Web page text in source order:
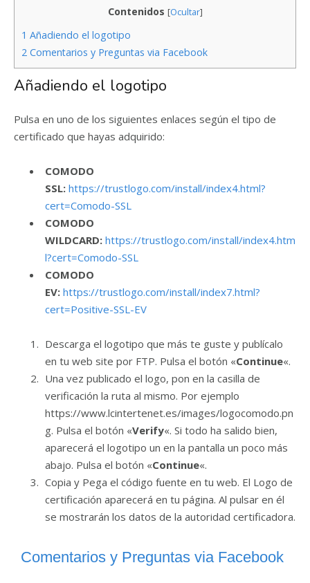
Contenidos [Ocultar]
1 Añadiendo el logotipo
2 Comentarios y Preguntas via Facebook
Añadiendo el logotipo
Pulsa en uno de los siguientes enlaces según el tipo de
certificado que hayas adquirido:
COMODO
SSL: https://trustlogo.com/install/index4.html?
cert=Comodo-SSL
COMODO
WILDCARD: https://trustlogo.com/install/index4.htm
l?cert=Comodo-SSL
COMODO
EV: https://trustlogo.com/install/index7.html?
cert=Positive-SSL-EV
Descarga el logotipo que más te guste y publícalo
en tu web site por FTP. Pulsa el botón «Continue«.
Una vez publicado el logo, pon en la casilla de
verificación la ruta al mismo. Por ejemplo
https://www.lcintertenet.es/images/logocomodo.pn
g. Pulsa el botón «Verify«. Si todo ha salido bien,
aparecerá el logotipo un en la pantalla un poco más
abajo. Pulsa el botón «Continue«.
Copia y Pega el código fuente en tu web. El Logo de
certificación aparecerá en tu página. Al pulsar en él
se mostrarán los datos de la autoridad certificadora.
Comentarios y Preguntas via Facebook